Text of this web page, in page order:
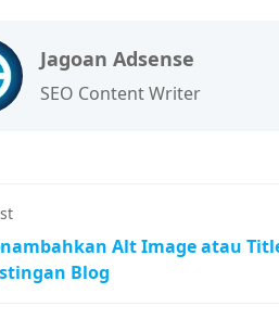
Jagoan Adsense
SEO Content Writer
Alt Image atau
Blog